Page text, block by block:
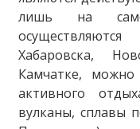
лишь на
Хабаровска,
Камчатке,
активного
вулканы, сплавы